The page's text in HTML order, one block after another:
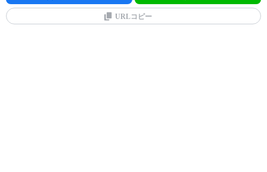
URLコピー